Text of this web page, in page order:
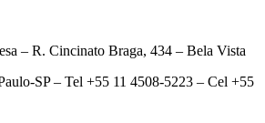
– R. Cincinato Braga, 434 – Bela Vista
SP – Tel +55 11 4508-5223 – Cel +55